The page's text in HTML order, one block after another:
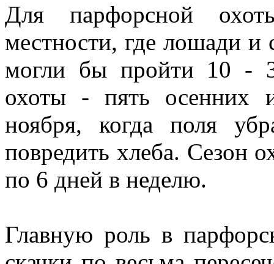
Для парфорсной
местности, где лошади и
могли бы пройти 10 -
охоты - пять осенних
ноября, когда поля
повредить хлеба. Сезон
по 6 дней в неделю.
Главную роль в